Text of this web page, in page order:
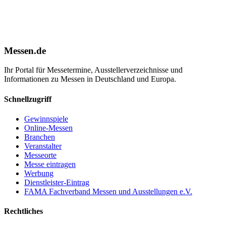
Messen.de
Ihr Portal für Messetermine, Ausstellerverzeichnisse und
Informationen zu Messen in Deutschland und Europa.
Schnellzugriff
Gewinnspiele
Online-Messen
Branchen
Veranstalter
Messeorte
Messe eintragen
Werbung
Dienstleister-Eintrag
FAMA Fachverband Messen und Ausstellungen e.V.
Rechtliches